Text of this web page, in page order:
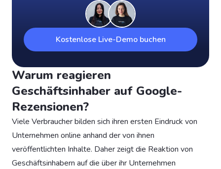
Kostenlose Live-Demo buchen
Warum reagieren
Geschäftsinhaber auf Google-
Rezensionen?
Viele Verbraucher bilden sich ihren ersten Eindruck von
Unternehmen online anhand der von ihnen
veröffentlichten Inhalte. Daher zeigt die Reaktion von
Geschäftsinhabern auf die über ihr Unternehmen